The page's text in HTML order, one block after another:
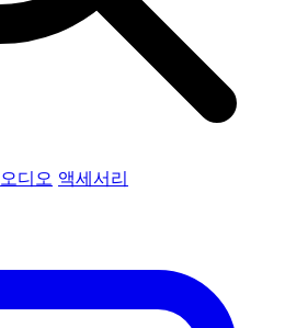
오디오 액세서리